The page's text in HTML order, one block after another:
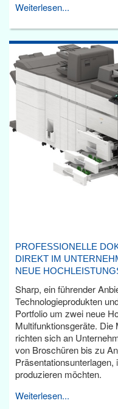
Weiterlesen...
PROFESSIONELLE
DIREKT IM
NEUE
Sharp, ein führender
Technologieprodukten
Portfolio um zwei neue
Multifunktionsgeräte. Die
richten sich an
von Broschüren bis zu
produzieren möchten.
Weiterlesen...